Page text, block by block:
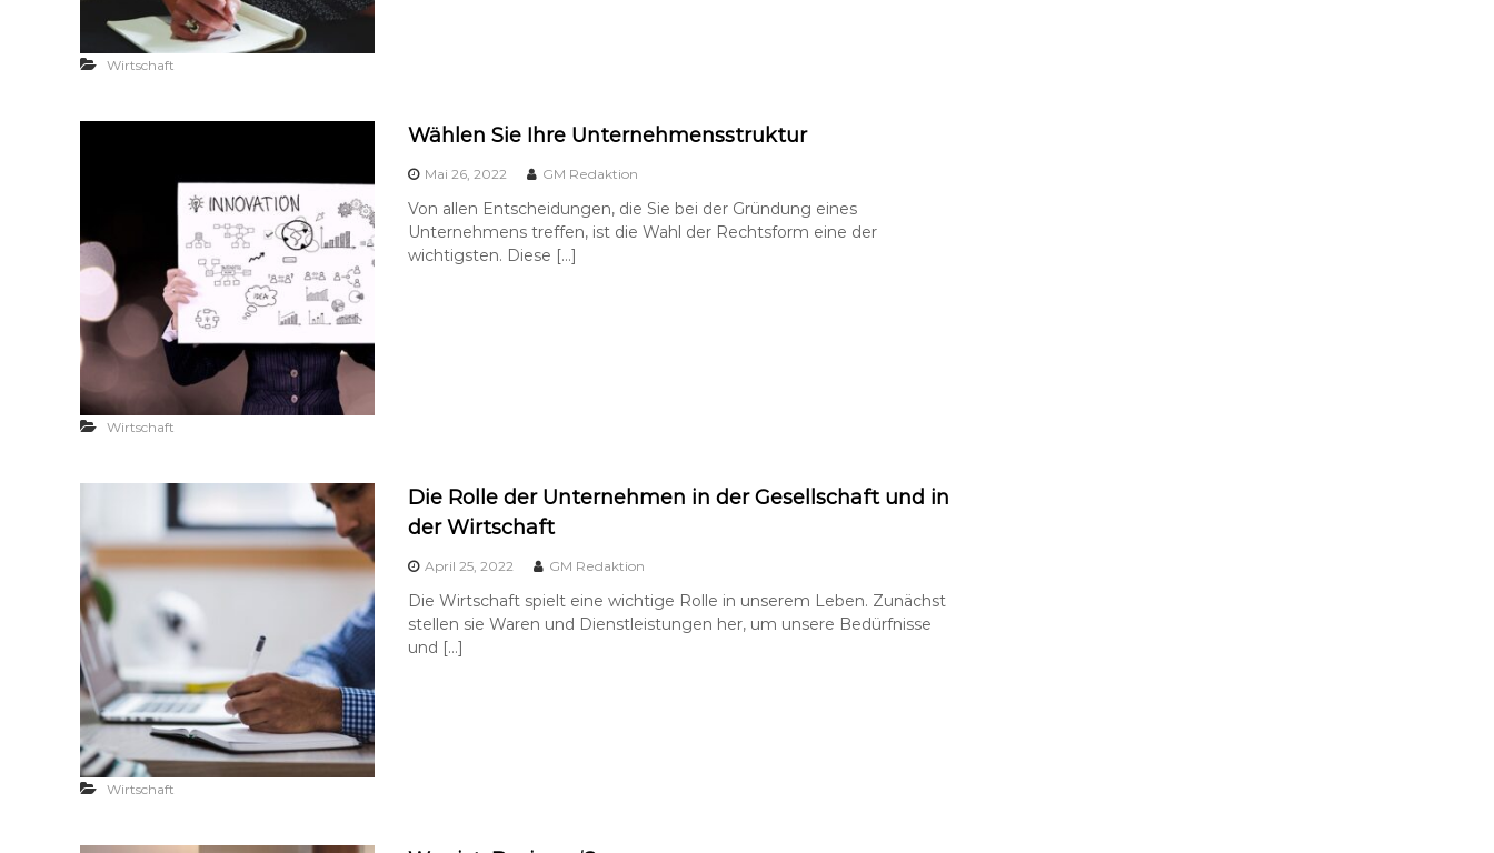
Wirtschaft
Wählen Sie Ihre Unternehmensstruktur
Mai 26, 2022 GM Redaktion
Von allen Entscheidungen, die Sie bei der Gründung eines
Unternehmens treffen, ist die Wahl der Rechtsform eine der
wichtigsten. Diese […]
Wirtschaft
Die Rolle der Unternehmen in der Gesellschaft und in
der Wirtschaft
April 25, 2022 GM Redaktion
Die Wirtschaft spielt eine wichtige Rolle in unserem Leben. Zunächst
stellen sie Waren und Dienstleistungen her, um unsere Bedürfnisse
und […]
Wirtschaft